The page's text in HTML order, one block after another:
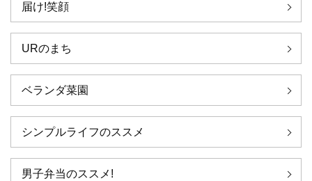
届け!笑顔
URのまち
ベランダ菜園
シンプルライフのススメ
男子弁当のススメ!